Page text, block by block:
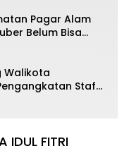
Pagar Alam
Belum Bisa
Walikota
Staf
IDUL FITRI